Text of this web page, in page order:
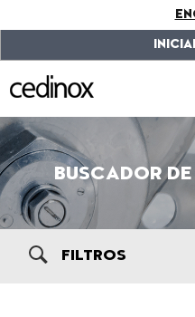
???
???
label.access.jump.menu???
BUSCADOR
FILTROS